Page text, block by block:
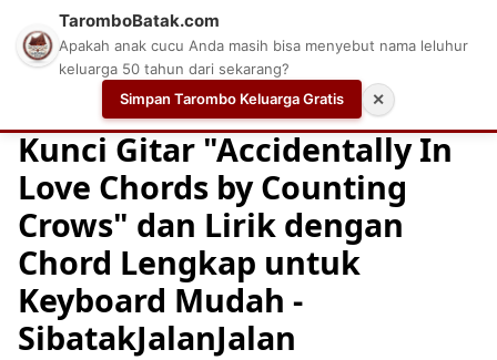
Chord Chord Gitar Easy Guitar Tabs
Kunci Gitar "Accidentally In
Love Chords by Counting
Crows" dan Lirik dengan
Chord Lengkap untuk
Keyboard Mudah -
SibatakJalanJalan
TaromboBatak.com
Apakah anak cucu Anda masih bisa menyebut nama leluhur
keluarga 50 tahun dari sekarang?
Simpan Tarombo Keluarga Gratis
✕